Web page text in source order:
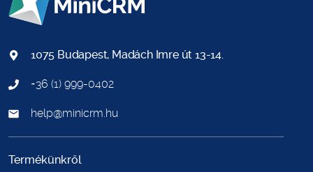
1075 Budapest, Madách Imre út 13-14.
+36 (1) 999-0402
help@minicrm.hu
Termékünkről